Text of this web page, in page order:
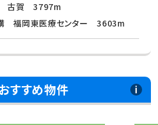
古賀 3797m
福岡東医療センター 3603m
すすめ物件